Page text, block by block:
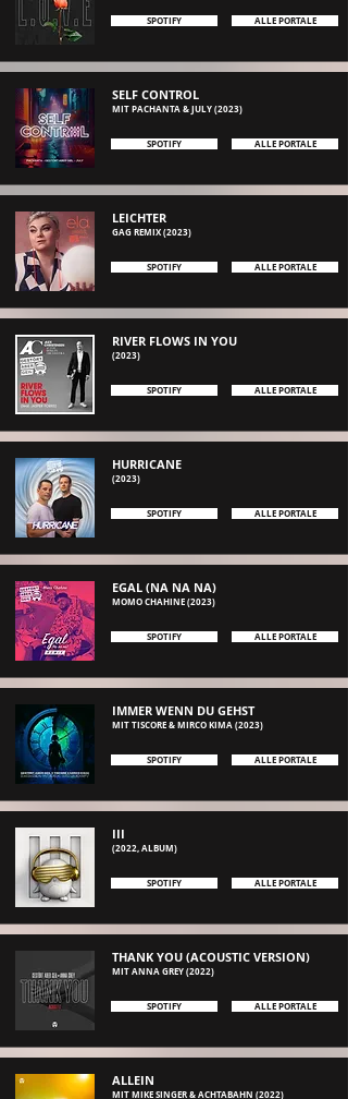
SPOTIFY ALLE PORTALE
SELF CONTROL
MIT PACHANTA & JULY (2023)
SPOTIFY ALLE PORTALE
LEICHTER
GAG REMIX (2023)
SPOTIFY ALLE PORTALE
RIVER FLOWS IN YOU
(2023)
SPOTIFY ALLE PORTALE
HURRICANE
(2023)
SPOTIFY ALLE PORTALE
EGAL (NA NA NA)
MOMO CHAHINE(2023)
SPOTIFY ALLE PORTALE
IMMER WENN DU GEHST
MIT TISCORE& MIRCO KIMA(2023)
SPOTIFY ALLE PORTALE
III
(2022, ALBUM)
SPOTIFY ALLE PORTALE
THANK YOU (ACOUSTIC VERSION)
MIT ANNA GREY(2022)
SPOTIFY ALLE PORTALE
ALLEIN
MIT MIKE SINGER & ACHTABAHN (2022)